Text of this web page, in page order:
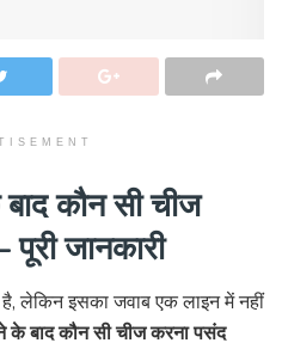
कौन सी चीज
जानकारी
लेकिन इसका जवाब एक लाइन में नहीं
के बाद कौन सी चीज करना पसंद